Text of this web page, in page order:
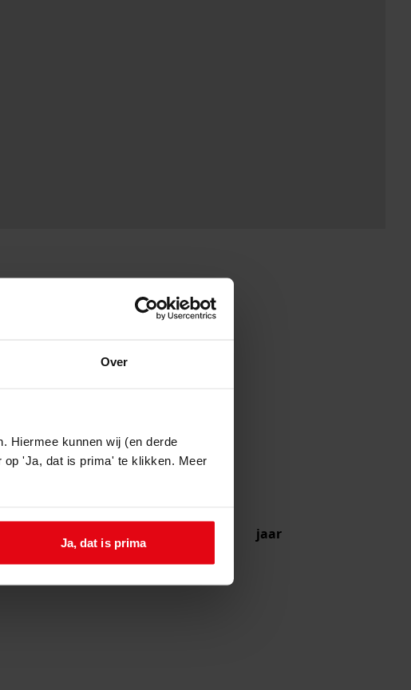
Over
Hiermee kunnen wij (en derde
op 'Ja, dat is prima' te klikken. Meer
Ja, dat is prima
jaar